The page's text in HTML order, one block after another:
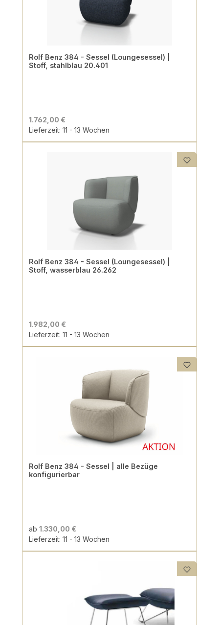
Rolf Benz 384 - Sessel (Loungesessel) |
Stoff, stahlblau 20.401
1.762,00 €
Lieferzeit: 11 - 13 Wochen
Rolf Benz 384 - Sessel (Loungesessel) |
Stoff, wasserblau 26.262
1.982,00 €
Lieferzeit: 11 - 13 Wochen
Rolf Benz 384 - Sessel | alle Bezüge
konfigurierbar
ab 1.330,00 €
Lieferzeit: 11 - 13 Wochen